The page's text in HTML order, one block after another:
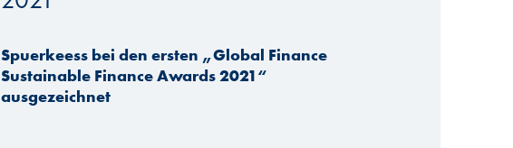
Spuerkeess bei den ersten „Global Finance
Sustainable Finance Awards 2021“
ausgezeichnet